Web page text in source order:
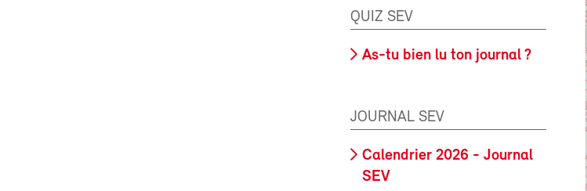
QUIZ SEV
As-tu bien lu ton journal ?
JOURNAL SEV
Calendrier 2026 - Journal
SEV